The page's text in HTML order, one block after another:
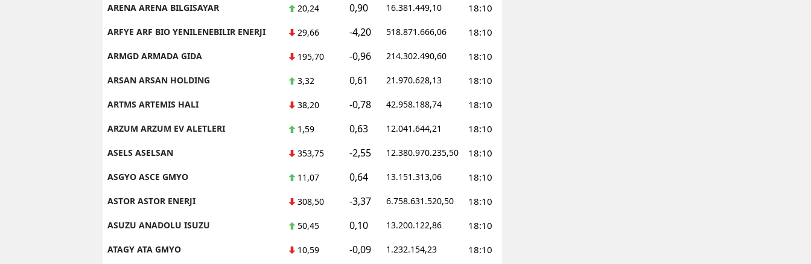
ARENA ARENA BILGISAYAR 20,24 0,90 16.381.449,10 18:10
ARFYE ARF BIO YENILENEBILIR ENERJI 29,66 -4,20 518.871.666,06 18:10
ARMGD ARMADA GIDA 195,70 -0,96 214.302.490,60 18:10
ARSAN ARSAN HOLDING 3,32 0,61 21.970.628,13 18:10
ARTMS ARTEMIS HALI 38,20 -0,78 42.958.188,74 18:10
ARZUM ARZUM EV ALETLERI 1,59 0,63 12.041.644,21 18:10
ASELS ASELSAN 353,75 -2,55 12.380.970.235,50 18:10
ASGYO ASCE GMYO 11,07 0,64 13.151.313,06 18:10
ASTOR ASTOR ENERJI 308,50 -3,37 6.758.631.520,50 18:10
ASUZU ANADOLU ISUZU 50,45 0,10 13.200.122,86 18:10
ATAGY ATA GMYO 10,59 -0,09 1.232.154,23 18:10